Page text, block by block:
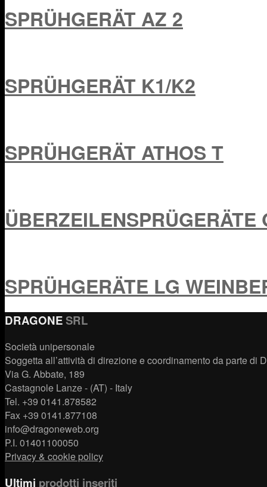
SPRÜHGERÄT AZ 2
SPRÜHGERÄT K1/K2
SPRÜHGERÄT ATHOS T
ÜBERZEILENSPRÜGERÄTE
SPRÜHGERÄTE LG
DRAGONE SRL
Società unipersonale
Soggetta all’attività di direzione e coordinamento da parte di
Via G. Abbate, 189
Castagnole Lanze - (AT) - Italy
Tel. +39 0141.878582
Fax +39 0141.877108
info@dragoneweb.org
P.I. 01401100050
Privacy & cookie policy
Ultimi prodotti inseriti